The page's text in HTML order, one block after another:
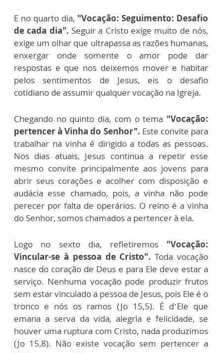
E no quarto dia, "Vocação: Seguimento: Desafio
de cada dia". Seguir a Cristo exige muito de nós,
exige um olhar que ultrapassa as razões humanas,
enxergar onde somente o amor pode dar
respostas e que nos deixemos mover e habitar
pelos sentimentos de Jesus, eis o desafio
cotidiano de assumir qualquer vocação na Igreja.
Chegando no quinto dia, com o tema "Vocação:
pertencer à Vinha do Senhor". Este convite para
trabalhar na vinha é dirigido a todas as pessoas.
Nos dias atuais, Jesus continua a repetir esse
mesmo convite principalmente aos jovens para
abrir seus corações e acolher com disposição e
audácia esse chamado, pois, a vinha não pode
perecer por falta de operários. O reino é a vinha
do Senhor, somos chamados a pertencer à ela.
Logo no sexto dia, refletiremos "Vocação:
Vincular-se à pessoa de Cristo". Toda vocação
nasce do coração de Deus e para Ele deve estar a
serviço. Nenhuma vocação pode produzir frutos
sem estar vinculado a pessoa de Jesus, pois Ele é o
tronco e nós os ramos (Jo 15,5). É d’Ele que
emana a serva da vida, alegria e felicidade, se
houver uma ruptura com Cristo, nada produzimos
(Jo 15,8). Não existe vocação sem pertencer a